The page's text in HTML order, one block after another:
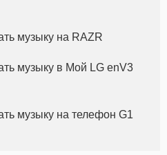
музыку на RAZR
музыку в Мой LG enV3
музыку на телефон G1